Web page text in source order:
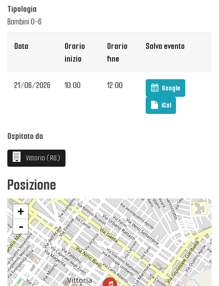
Tipologia
Bambini 0-6
Data
Orario
inizio
Orario
fine
Salva evento
21/06/2026 10:00 12:00
Google
iCal
Ospitato da
Vittoria (RG)
Posizione
+
-